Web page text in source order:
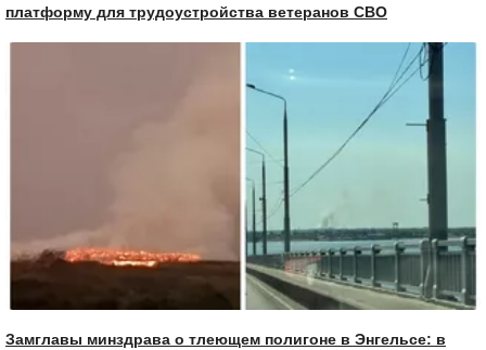
платформу для трудоустройства ветеранов СВО
Замглавы минздрава о тлеющем полигоне в Энгельсе: в